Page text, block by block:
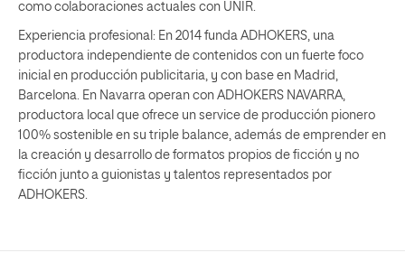
como colaboraciones actuales con UNIR.
Experiencia profesional: En 2014 funda ADHOKERS, una
productora independiente de contenidos con un fuerte foco
inicial en producción publicitaria, y con base en Madrid,
Barcelona. En Navarra operan con ADHOKERS NAVARRA,
productora local que ofrece un service de producción pionero
100% sostenible en su triple balance, además de emprender en
la creación y desarrollo de formatos propios de ficción y no
ficción junto a guionistas y talentos representados por
ADHOKERS.